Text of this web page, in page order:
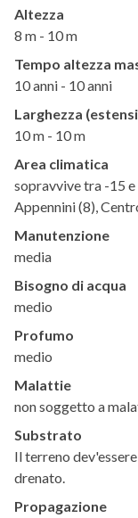
Altezza
8 m - 10 m
Tempo altezza
10 anni - 10 anni
Larghezza
10 m - 10 m
Area climatica
sopravvive tra -15 e
Appennini (8),
Manutenzione
media
Bisogno di acqua
medio
Profumo
medio
Malattie
non soggetto a
Substrato
Il terreno
drenato.
Propagazione